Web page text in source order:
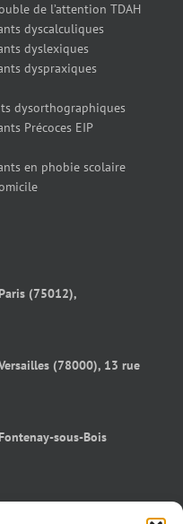
de l’attention TDAH
dyscalculiques
dyslexiques
dyspraxiques
dysorthographiques
Précoces EIP
en phobie scolaire
(75012),
(78000), 13 rue
sous-Bois